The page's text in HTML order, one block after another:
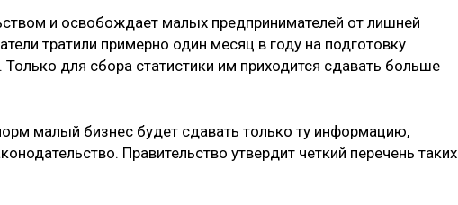
и освобождает малых предпринимателей от лишней
тратили примерно один месяц в году на подготовку
для сбора статистики им приходится сдавать больше
малый бизнес будет сдавать только ту информацию,
Правительство утвердит четкий перечень таких